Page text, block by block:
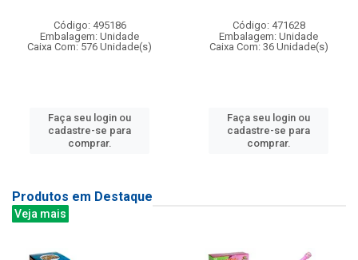
Código: 495186
Embalagem: Unidade
Caixa Com: 576 Unidade(s)
Faça seu login ou
cadastre-se para
comprar.
Código: 471628
Embalagem: Unidade
Caixa Com: 36 Unidade(s)
Faça seu login ou
cadastre-se para
comprar.
Produtos em Destaque
Veja mais